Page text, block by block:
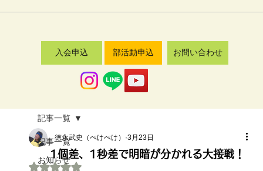
お問い合わせ
部活動申込
入会申込
記事一覧
お知らせ
記事一覧
1個差、1秒差で明暗が分かれる大接戦！
徳永武史（ぺけぺけ） 3月23日
5つ星のうちNaNと評価されています。